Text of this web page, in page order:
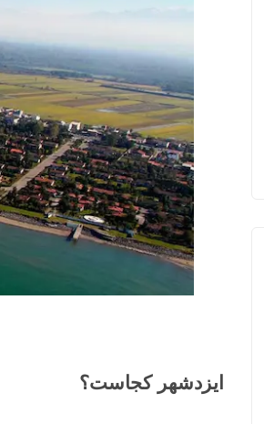
ایزدشهر کجاست؟